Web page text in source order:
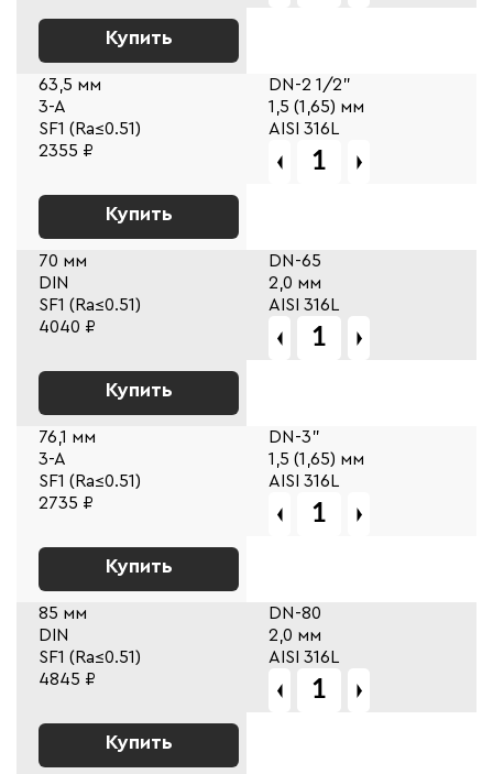
Купить
63,5 мм
DN-2 1/2"
3-A
1,5 (1,65) мм
SF1 (Ra≤0.51)
AISI 316L
2355 ₽
Купить
70 мм
DN-65
DIN
2,0 мм
SF1 (Ra≤0.51)
AISI 316L
4040 ₽
Купить
76,1 мм
DN-3"
3-A
1,5 (1,65) мм
SF1 (Ra≤0.51)
AISI 316L
2735 ₽
Купить
85 мм
DN-80
DIN
2,0 мм
SF1 (Ra≤0.51)
AISI 316L
4845 ₽
Купить